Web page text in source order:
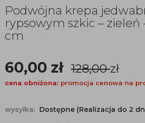
Podwójna krepa
rypsowym szkic – zieleń
cm
60,00 zł 128,00zł
cena obniżona: promocja cenowa na
wysyłka: Dostępne (Realizacja do 2